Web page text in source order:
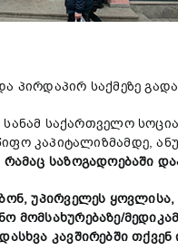
პირდაპირ საქმეზე
საქართველო
კაპიტალიზმამდე,
რამაც საზოგადოებაში
,უპირველეს ყოვლისა,
მომსახურებაზე/
კავშირებში თქვენ